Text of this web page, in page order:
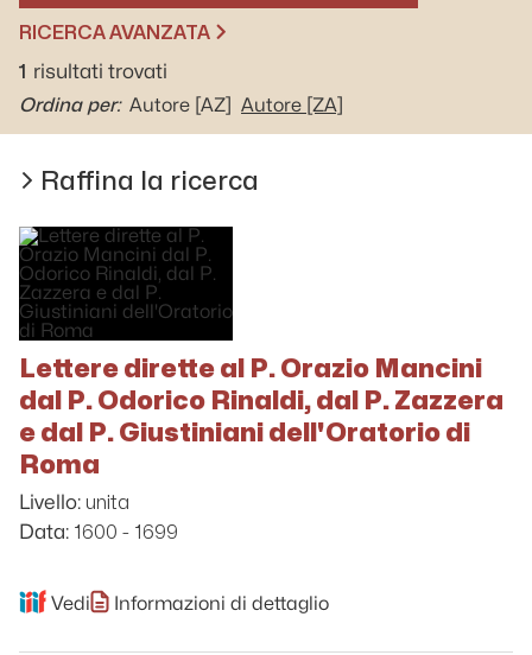
RICERCA AVANZATA
1 risultati trovati
Ordina per: Autore [AZ] Autore [ZA]
Raffina la ricerca
Lettere dirette al P. Orazio Mancini
dal P. Odorico Rinaldi, dal P. Zazzera
e dal P. Giustiniani dell'Oratorio di
Roma
Livello: unita
Data: 1600 - 1699
Vedi Informazioni di dettaglio